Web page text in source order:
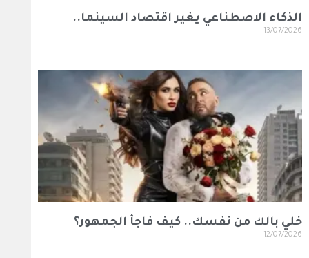
الذكاء الاصطناعي يغير اقتصاد السينما..
13/07/2026
خلي بالك من نفسك.. كيف فاجأ الجمهور؟
12/07/2026